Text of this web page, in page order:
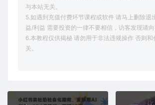
与本站无关。
5.如遇到充值付费环节课程或软件 请马上删除退
益/利益 需要投资的一律不要相信，访客发现请向
6.本教程仅供揭秘 请勿用于非法违规操作 否则和
关。